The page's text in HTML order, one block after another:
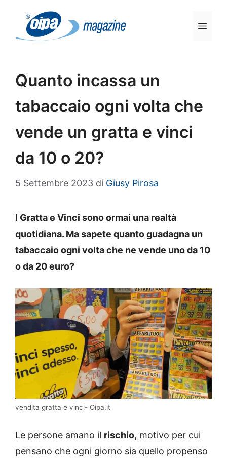
contenuto
Quanto incassa un
tabaccaio ogni volta che
vende un gratta e vinci
da 10 o 20?
5 Settembre 2023 di Giusy Pirosa
I Gratta e Vinci sono ormai una realtà
quotidiana. Ma sapete quanto guadagna un
tabaccaio ogni volta che ne vende uno da 10
o da 20 euro?
vendita gratta e vinci- Oipa.it
Le persone amano il rischio, motivo per cui
pensano che ogni giorno sia quello propenso